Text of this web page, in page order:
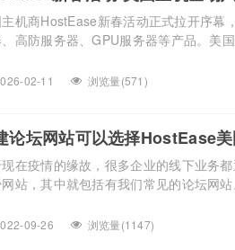
年
机商HostEase新春活动正式拉开序幕
高防服务器、GPU服务器等产品。美
年2月28日 活动地址：HostEase官
02-11 浏览量(571)
论坛网站可以选择HostEase
在疫情的缘故，很多企业的线下业务
站，其中就包括有我们常见的论坛网
主机最具欢迎。本文就主要来谈谈搭
09-26 浏览量(1147)